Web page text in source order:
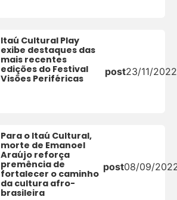
Itaú Cultural Play
exibe destaques das
mais recentes
edições do Festival
Visões Periféricas
post23/11/2022
Para o Itaú Cultural,
morte de Emanoel
Araújo reforça
premência de
fortalecer o caminho
da cultura afro-
brasileira
post08/09/